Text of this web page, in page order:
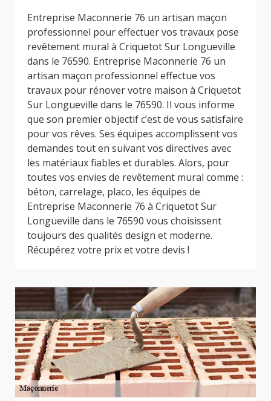
Entreprise Maconnerie 76 un artisan maçon
professionnel pour effectuer vos travaux pose
revêtement mural à Criquetot Sur Longueville
dans le 76590. Entreprise Maconnerie 76 un
artisan maçon professionnel effectue vos
travaux pour rénover votre maison à Criquetot
Sur Longueville dans le 76590. Il vous informe
que son premier objectif c’est de vous satisfaire
pour vos rêves. Ses équipes accomplissent vos
demandes tout en suivant vos directives avec
les matériaux fiables et durables. Alors, pour
toutes vos envies de revêtement mural comme :
béton, carrelage, placo, les équipes de
Entreprise Maconnerie 76 à Criquetot Sur
Longueville dans le 76590 vous choisissent
toujours des qualités design et moderne.
Récupérez votre prix et votre devis !